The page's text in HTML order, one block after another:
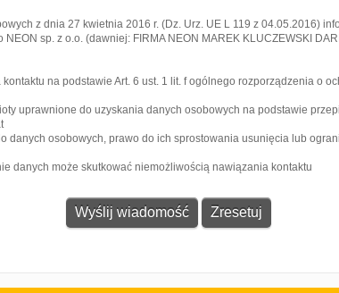
z dnia 27 kwietnia 2016 r. (Dz. Urz. UE L 119 z 04.05.2016)
sp. z o.o. (dawniej: FIRMA NEON MAREK KLUCZEWSKI
na podstawie Art. 6 ust. 1 lit. f ogólnego rozporządzenia o
uprawnione do uzyskania danych osobowych na podstawie
danych osobowych, prawo do ich sprostowania usunięcia lub
danych może skutkować niemożliwością nawiązania kontaktu